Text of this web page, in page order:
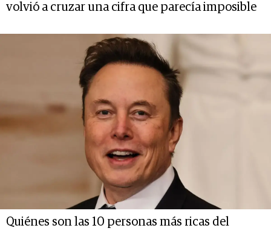
volvió a cruzar una cifra que parecía imposible
Quiénes son las 10 personas más ricas del